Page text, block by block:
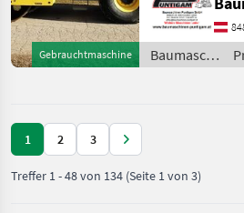
Gebrauchtmaschine
Baumaschinen
GmbH Unser
Ankauf - Verkauf
Vermietung von
Baumaschinen
/ Bomag
1 2 3
Treffer 1-48von 134 (Seite 1 von 3)